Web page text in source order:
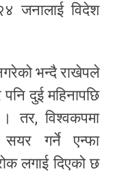
जनालाई विदेश
भन्दै राखेपले
दुई महिनापछि
तर, विश्वकपमा
गर्ने एन्फा
लगाई दिएको छ